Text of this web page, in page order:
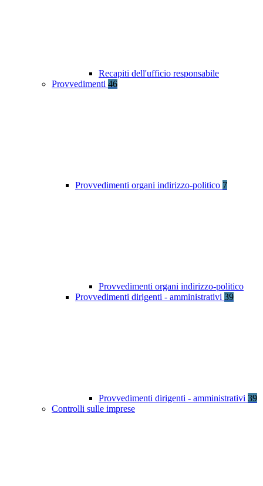
Recapiti dell'ufficio responsabile
Provvedimenti 46
Provvedimenti organi indirizzo-politico 7
Provvedimenti organi indirizzo-politico
Provvedimenti dirigenti - amministrativi 39
Provvedimenti dirigenti - amministrativi 39
Controlli sulle imprese